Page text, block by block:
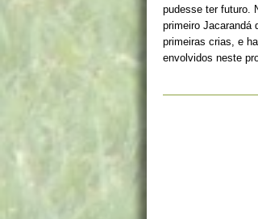
pudesse ter futuro.
primeiro Jacarandá
primeiras crias, e
envolvidos neste